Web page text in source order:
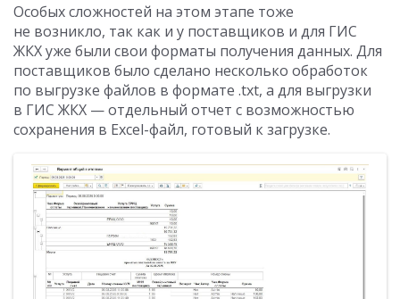
Особых сложностей на этом этапе тоже
не возникло, так как и у поставщиков и для ГИС
ЖКХ уже были свои форматы получения данных. Для
поставщиков было сделано несколько обработок
по выгрузке файлов в формате .txt, а для выгрузки
в ГИС ЖКХ — отдельный отчет с возможностью
сохранения в Excel-файл, готовый к загрузке.